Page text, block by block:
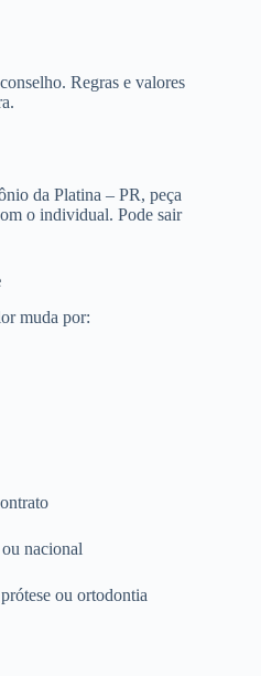
Regras e valores
da Platina – PR, peça
o individual. Pode sair
muda por:
nacional
ou ortodontia